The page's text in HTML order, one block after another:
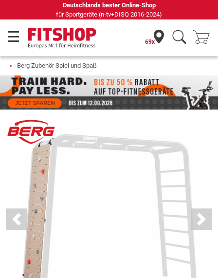
Deutschlands bester Online-Shop
für Sportgeräte (n-tv+DISQ 2016-2024)
69x
Berg Zubehör Spiel und Spaß
Previous Next